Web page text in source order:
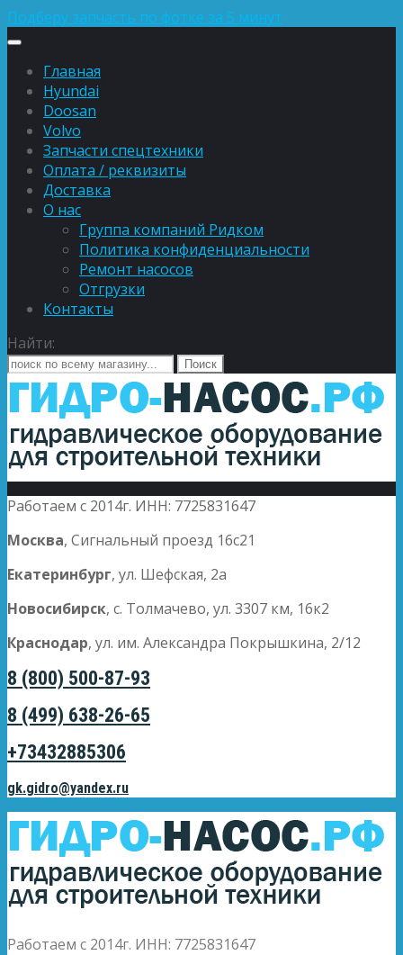
Подберу запчасть по фотке за 5 минут
Главная
Hyundai
Doosan
Volvo
Запчасти спецтехники
Оплата / реквизиты
Доставка
О нас
Группа компаний Ридком
Политика конфиденциальности
Ремонт насосов
Отгрузки
Контакты
Найти:
Работаем с 2014г. ИНН: 7725831647
Москва, Сигнальный проезд 16с21
Екатеринбург, ул. Шефская, 2а
Новосибирск, с. Толмачево, ул. 3307 км, 16к2
Краснодар, ул. им. Александра Покрышкина, 2/12
8 (800) 500-87-93
8 (499) 638-26-65
+73432885306
gk.gidro@yandex.ru
Работаем с 2014г. ИНН: 7725831647